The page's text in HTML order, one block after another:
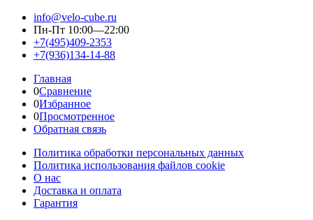
info@velo-cube.ru
Пн-Пт 10:00—22:00
+7(495)409-2353
+7(936)134-14-88
Главная
0Сравнение
0Избранное
0Просмотренное
Обратная связь
Политика обработки персональных данных
Политика использования файлов cookie
О нас
Доставка и оплата
Гарантия